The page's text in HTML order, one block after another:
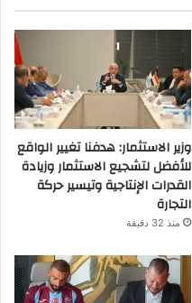
وزير الاستثمار: هدفنا تغيير الواقع
للأفضل لتشجيع الاستثمار وزيادة
القدرات الإنتاجية وتيسير حركة
التجارة
منذ 32 دقيقة